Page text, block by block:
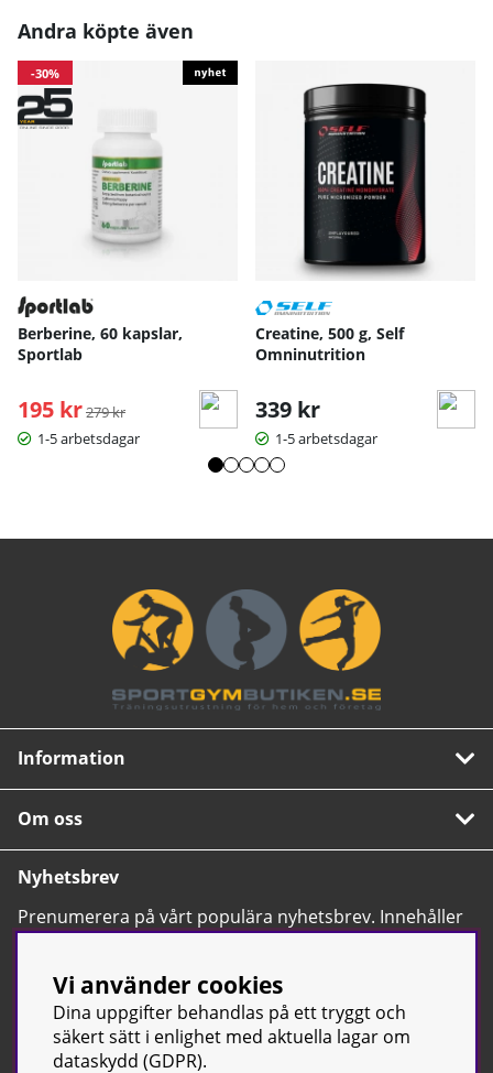
Andra köpte även
-30%
Berberine, 60 kapslar,
Sportlab
195 kr Ordinarie pris:
279 kr
1-5 arbetsdagar
Creatine, 500 g, Self
Omninutrition
339 kr
1-5 arbetsdagar
Information
Om oss
Nyhetsbrev
Prenumerera på vårt populära nyhetsbrev. Innehåller
tips, nyheter och våra allra bästa erbjudanden.
Vi använder cookies
Dina uppgifter behandlas på ett tryggt och
säkert sätt i enlighet med aktuella lagar om
dataskydd (GDPR).